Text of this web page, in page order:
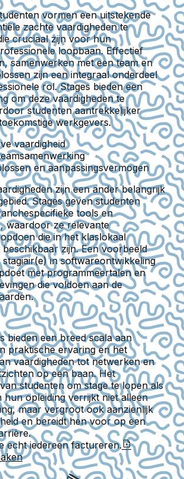
vormen een uitstekende
zachte vaardigheden te
cruciaal zijn voor hun
loopbaan. Effectief
samenwerken met een team en
zijn een integraal onderdeel
rol. Stages bieden een
om deze vaardigheden te
studenten aantrekkelijker
werkgevers.
vaardigheid
en aanpassingsvermogen
zijn een ander belangrijk
Stages geven studenten
tools en
waardoor ze relevante
die in het klaslokaal
beschikbaar zijn. Een voorbeeld
in softwareontwikkeling
met programmeertalen en
die voldoen aan de
bieden een breed scala aan
praktische ervaring en het
vaardigheden tot netwerken en
op een baan. Het
studenten om stage te lopen als
hun opleiding verrijkt niet alleen
maar vergroot ook aanzienlijk
en bereidt hen voor op een
echt iedereen factureren.